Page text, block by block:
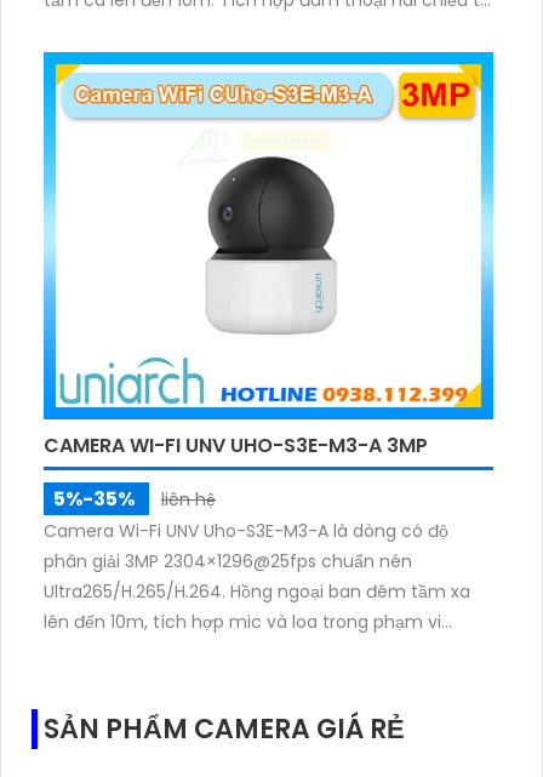
CAMERA WI-FI UNV UHO-S3E-M3-A 3MP
5%-35%
liên hệ
Camera Wi-Fi UNV Uho-S3E-M3-A là dòng có độ
phân giải 3MP 2304×1296@25fps chuẩn nén
Ultra265/H.265/H.264. Hồng ngoại ban đêm tầm xa
lên đến 10m, tích hợp mic và loa trong phạm vi
SẢN PHẨM CAMERA GIÁ RẺ